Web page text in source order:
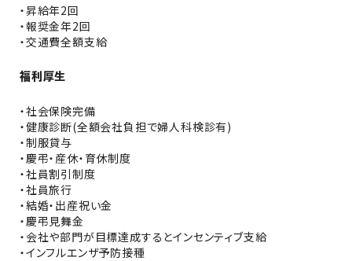
・昇給年2回
・報奨金年2回
・交通費全額支給
福利厚生
・社会保険完備
・健康診断(全額会社負担で婦人科検診有)
・制服貸与
・慶弔・産休・育休制度
・社員割引制度
・社員旅行
・結婚・出産祝い金
・慶弔見舞金
・会社や部門が目標達成するとインセンティブ支給
・インフルエンザ予防接種